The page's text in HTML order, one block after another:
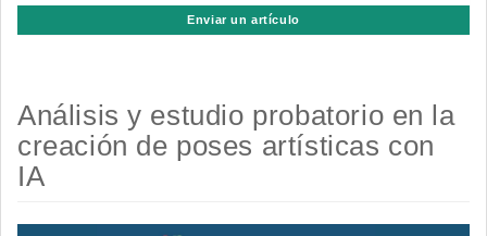
Enviar un artículo
Análisis y estudio probatorio en la
creación de poses artísticas con
IA